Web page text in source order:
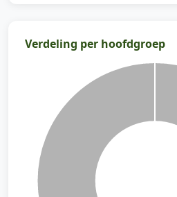
Verdeling per hoofdgroep